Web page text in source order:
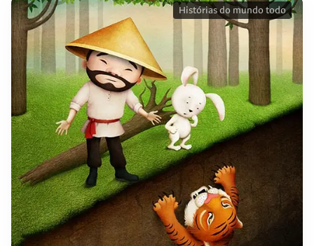
Histórias do mundo todo